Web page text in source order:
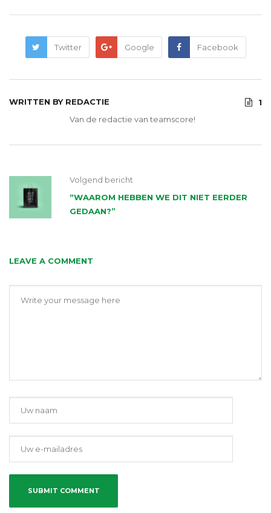
Twitter Google Facebook
WRITTEN BY REDACTIE
1
Van de redactie van teamscore!
Volgend bericht
“WAAROM HEBBEN WE DIT NIET EERDER
GEDAAN?”
LEAVE A COMMENT